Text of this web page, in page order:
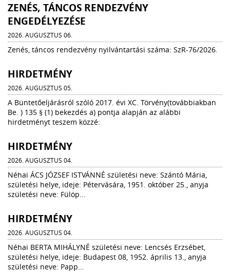
ZENÉS, TÁNCOS RENDEZVÉNY
ENGEDÉLYEZÉSE
2026. AUGUSZTUS 06.
Zenés, táncos rendezvény nyilvántartási száma: SzR-76/2026.
HIRDETMÉNY
2026. AUGUSZTUS 05.
A Büntetőeljárásról szóló 2017. évi XC. Törvény(továbbiakban
Be. ) 135 § (1) bekezdés a) pontja alapján az alábbi
hirdetményt teszem közzé:
HIRDETMÉNY
2026. AUGUSZTUS 04.
Néhai ÁCS JÓZSEF ISTVÁNNÉ születési neve: Szántó Mária,
születési helye, ideje: Pétervására, 1951. október 25., anyja
születési neve: Fülöp...
HIRDETMÉNY
2026. AUGUSZTUS 04.
Néhai BERTA MIHÁLYNÉ születési neve: Lencsés Erzsébet,
születési helye, ideje: Budapest 08, 1952. április 13., anyja
születési neve: Papp...